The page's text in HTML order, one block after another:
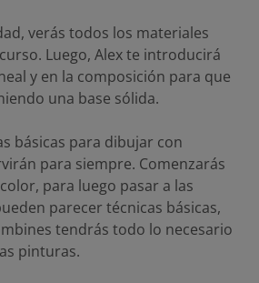
verás todos los materiales
Luego, Alex te introducirá
y en la composición para que
una base sólida.
básicas para dibujar con
para siempre. Comenzarás
para luego pasar a las
parecer técnicas básicas,
tendrás todo lo necesario
pinturas.